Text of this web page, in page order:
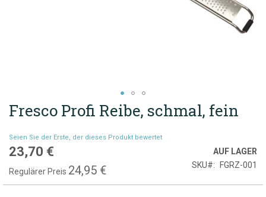
Zum
Anfang
springen
Fresco Profi Reibe, schmal, fein
Seien Sie der Erste, der dieses Produkt bewertet
Sonderpreis
23,70 €
Regulärer Preis 24,95 €
AUF LAGER
SKU
FGRZ-001